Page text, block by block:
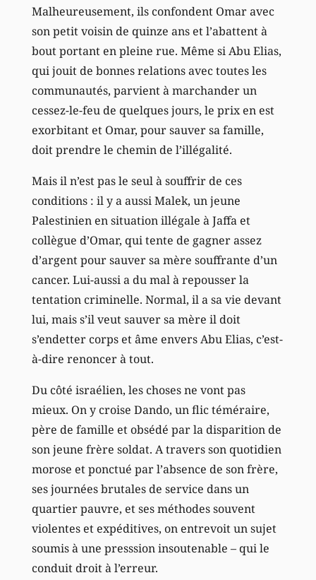
Malheureusement, ils confondent Omar avec
son petit voisin de quinze ans et l’abattent à
bout portant en pleine rue. Même si Abu Elias,
qui jouit de bonnes relations avec toutes les
communautés, parvient à marchander un
cessez-le-feu de quelques jours, le prix en est
exorbitant et Omar, pour sauver sa famille,
doit prendre le chemin de l’illégalité.
Mais il n’est pas le seul à souffrir de ces
conditions : il y a aussi Malek, un jeune
Palestinien en situation illégale à Jaffa et
collègue d’Omar, qui tente de gagner assez
d’argent pour sauver sa mère souffrante d’un
cancer. Lui-aussi a du mal à repousser la
tentation criminelle. Normal, il a sa vie devant
lui, mais s’il veut sauver sa mère il doit
s’endetter corps et âme envers Abu Elias, c’est-
à-dire renoncer à tout.
Du côté israélien, les choses ne vont pas
mieux. On y croise Dando, un flic téméraire,
père de famille et obsédé par la disparition de
son jeune frère soldat. A travers son quotidien
morose et ponctué par l’absence de son frère,
ses journées brutales de service dans un
quartier pauvre, et ses méthodes souvent
violentes et expéditives, on entrevoit un sujet
soumis à une presssion insoutenable – qui le
conduit droit à l’erreur.